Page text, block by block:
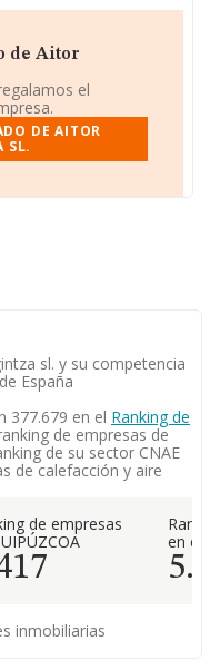
de Aitor
el
DE AITOR
SL.
sl. y su competencia
España
377.679 en el Ranking de
de empresas de
de su sector CNAE
de calefacción y aire
de empresas
en el
inmobiliarias